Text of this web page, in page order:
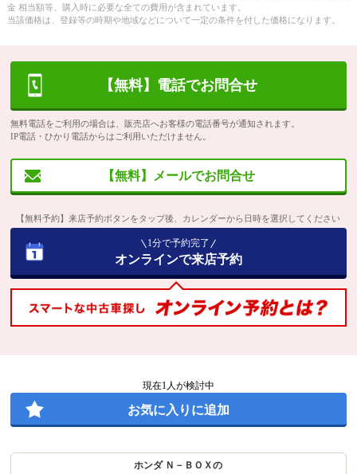
金 相当額等、購入時に必要な全ての費用が含まれています。
当該価格は、登録等の時期や地域などについて一定の条件を付した価格になります。
【無料】電話でお問合せ
無料電話をご利用の場合は、販売店へお客様の電話番号が通知されます。
IP電話・ひかり電話からはご利用いただけません。
【無料】メールでお問合せ
【無料予約】来店予約ボタンをタップ後、カレンダーから日時を選択してください
1分で予約完了
オンラインで来店予約
現在1 人が検討中
お気に入りに追加
ホンダ Ｎ－ＢＯＸの